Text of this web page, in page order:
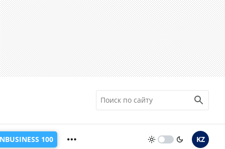
100 KZ